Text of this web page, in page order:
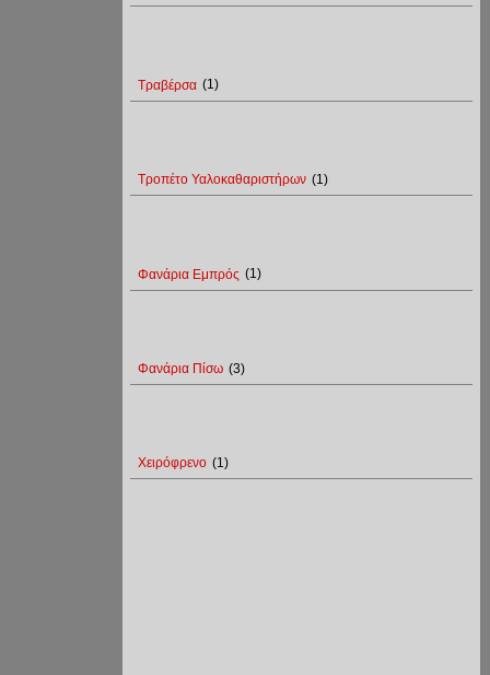
Τραβέρσα (1)
Τροπέτο Υαλοκαθαριστήρων (1)
Φανάρια Εμπρός (1)
Φανάρια Πίσω (3)
Χειρόφρενο (1)